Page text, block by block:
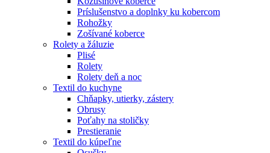
Príslušenstvo a doplnky ku kobercom
Rohožky
Zošívané koberce
Rolety a žáluzie
Plisé
Rolety
Rolety deň a noc
Textil do kuchyne
Chňapky, utierky, zástery
Obrusy
Poťahy na stoličky
Prestieranie
Textil do kúpeľne